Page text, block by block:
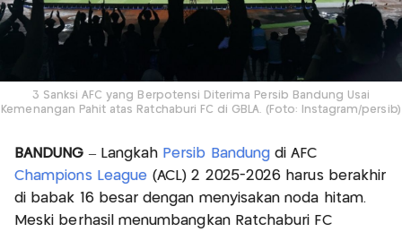
3 Sanksi AFC yang Berpotensi Diterima Persib Bandung Usai
Kemenangan Pahit atas Ratchaburi FC di GBLA. (Foto: Instagram/persib)
BANDUNG– Langkah Persib Bandung di AFC
Champions League (ACL) 2 2025-2026 harus berakhir
di babak 16 besar dengan menyisakan noda hitam.
Meski berhasil menumbangkan Ratchaburi FC